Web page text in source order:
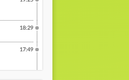
18:29
17:49